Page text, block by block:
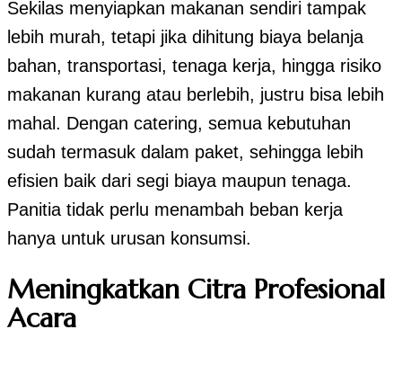
Sekilas menyiapkan makanan sendiri tampak
lebih murah, tetapi jika dihitung biaya belanja
bahan, transportasi, tenaga kerja, hingga risiko
makanan kurang atau berlebih, justru bisa lebih
mahal. Dengan catering, semua kebutuhan
sudah termasuk dalam paket, sehingga lebih
efisien baik dari segi biaya maupun tenaga.
Panitia tidak perlu menambah beban kerja
hanya untuk urusan konsumsi.
Meningkatkan Citra Profesional
Acara